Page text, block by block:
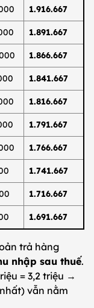
1.916.667
1.891.667
1.866.667
1.841.667
1.816.667
1.791.667
1.766.667
1.741.667
1.716.667
1.691.667
trả hàng
nhập sau thuế.
= 3,2 triệu →
vẫn nằm